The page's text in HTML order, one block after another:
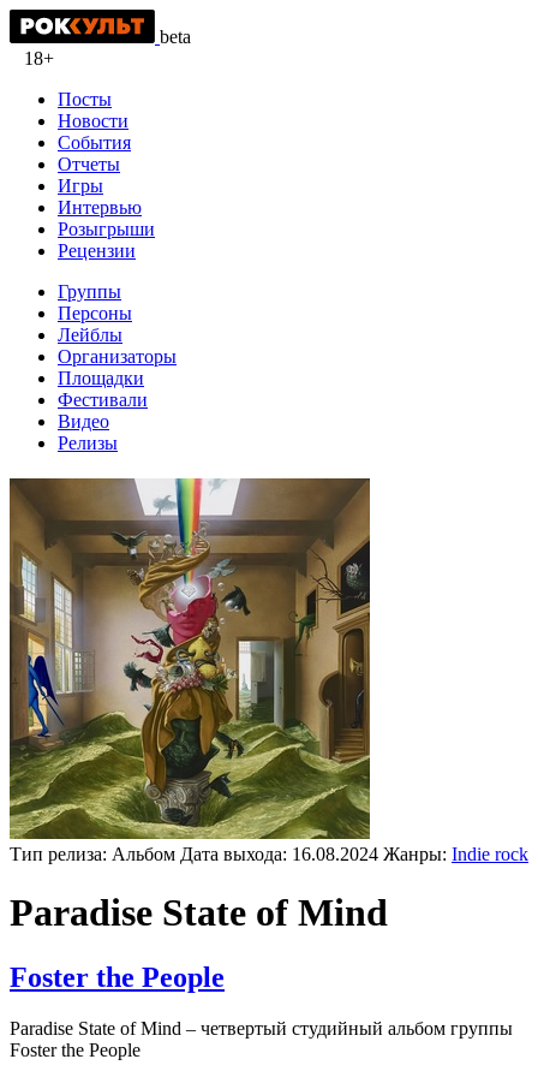
beta
18+
Посты
Новости
События
Отчеты
Игры
Интервью
Розыгрыши
Рецензии
Группы
Персоны
Лейблы
Организаторы
Площадки
Фестивали
Видео
Релизы
Тип релиза: Альбом Дата выхода: 16.08.2024 Жанры: Indie rock
Paradise State of Mind
Foster the People
Paradise State of Mind – четвертый студийный альбом группы
Foster the People